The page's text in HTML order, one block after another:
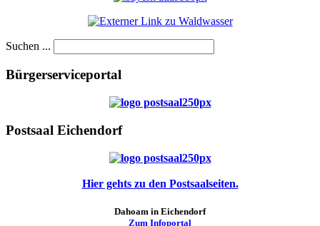
Suchen ...
Bürgerserviceportal
Postsaal Eichendorf
Hier gehts zu den Postsaalseiten.
Dahoam in Eichendorf
Zum Infoportal